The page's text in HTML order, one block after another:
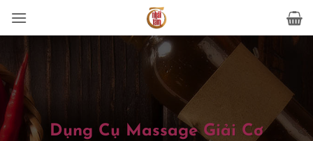
qua
dung
Dụng Cụ Massage Giải Cơ